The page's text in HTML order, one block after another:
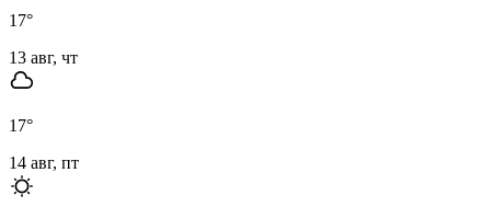
17°
13 авг, чт
17°
14 авг, пт